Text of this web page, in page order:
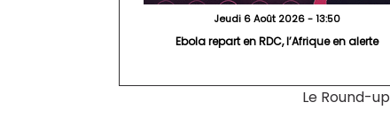
Jeudi 6 Août 2026 - 13:50
Ebola repart en RDC, l’Afrique en alerte
Le Round-up